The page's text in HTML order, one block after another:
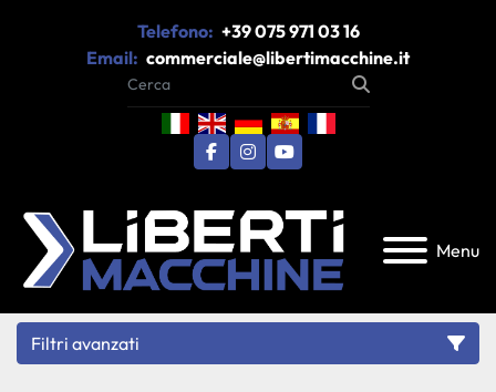
Telefono: +39 075 971 03 16
Email: commerciale@libertimacchine.it
facebook
instagram
youtube
Menu
Filtri avanzati